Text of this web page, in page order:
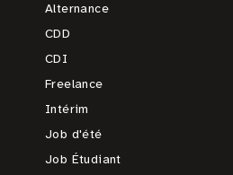
Alternance
CDD
CDI
Freelance
Intérim
Job d'été
Job Étudiant